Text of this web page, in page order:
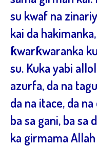
su kwaf na
kai da
ƙwarƙwaranka
su. Kuka yabi
azurfa, da na
da na itace, da
ba sa gani, ba sa
ka girmama